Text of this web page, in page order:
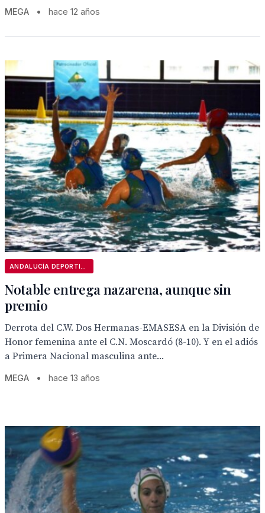
MEGA • hace 12 años
Notable entrega nazarena, aunque sin
premio
Derrota del C.W. Dos Hermanas-EMASESA en la División de
Honor femenina ante el C.N. Moscardó (8-10). Y en el adiós
a Primera Nacional masculina ante...
MEGA • hace 13 años